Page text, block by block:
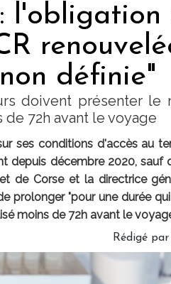
l'obligation
définie"
doivent présenter le
de 72h avant le voyage
ses conditions d'accès au
depuis décembre 2020,
de Corse et la directrice
prolonger "pour une durée
moins de 72h avant le
Rédigé par